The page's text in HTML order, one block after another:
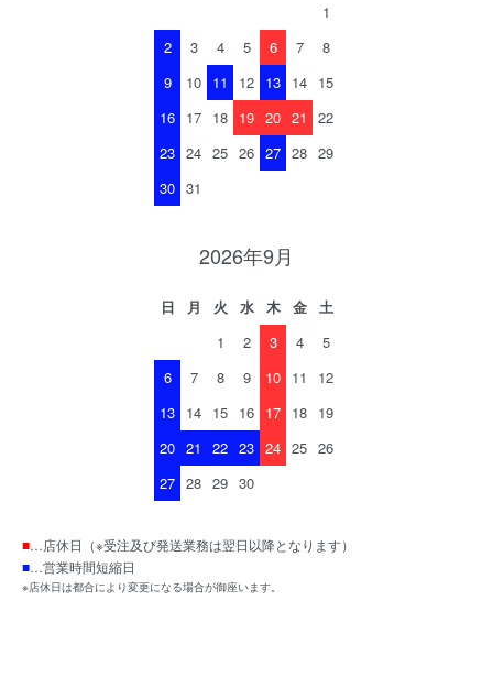
1
2
3 4 5 6 7
8
9
10 11 12 13 14 15
16 17 18 19 20 21
22
23 24 25 26 27 28 29
30 31
2026年9月
日 月 火 水 木 金
土
1
2 3 4
5
6
7 8 9 10 11
12
13 14 15 16 17 18 19
20 21 22 23 24 25 26
27 28 29 30
■…店休日（※受注及び発送業務は翌日以降となります）
■…営業時間短縮日
※店休日は都合により変更になる場合が御座います。